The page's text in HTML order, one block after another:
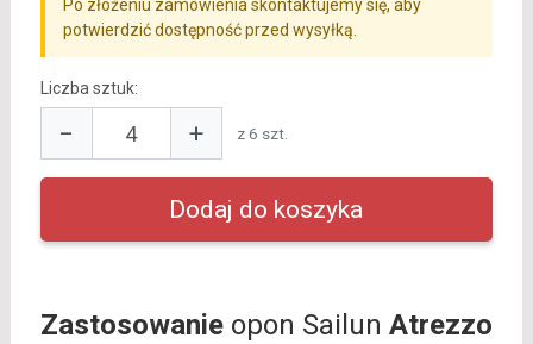
Po złożeniu zamówienia skontaktujemy się, aby
potwierdzić dostępność przed wysyłką.
Liczba sztuk:
− + z 6 szt.
Zastosowanieopon Sailun Atrezzo